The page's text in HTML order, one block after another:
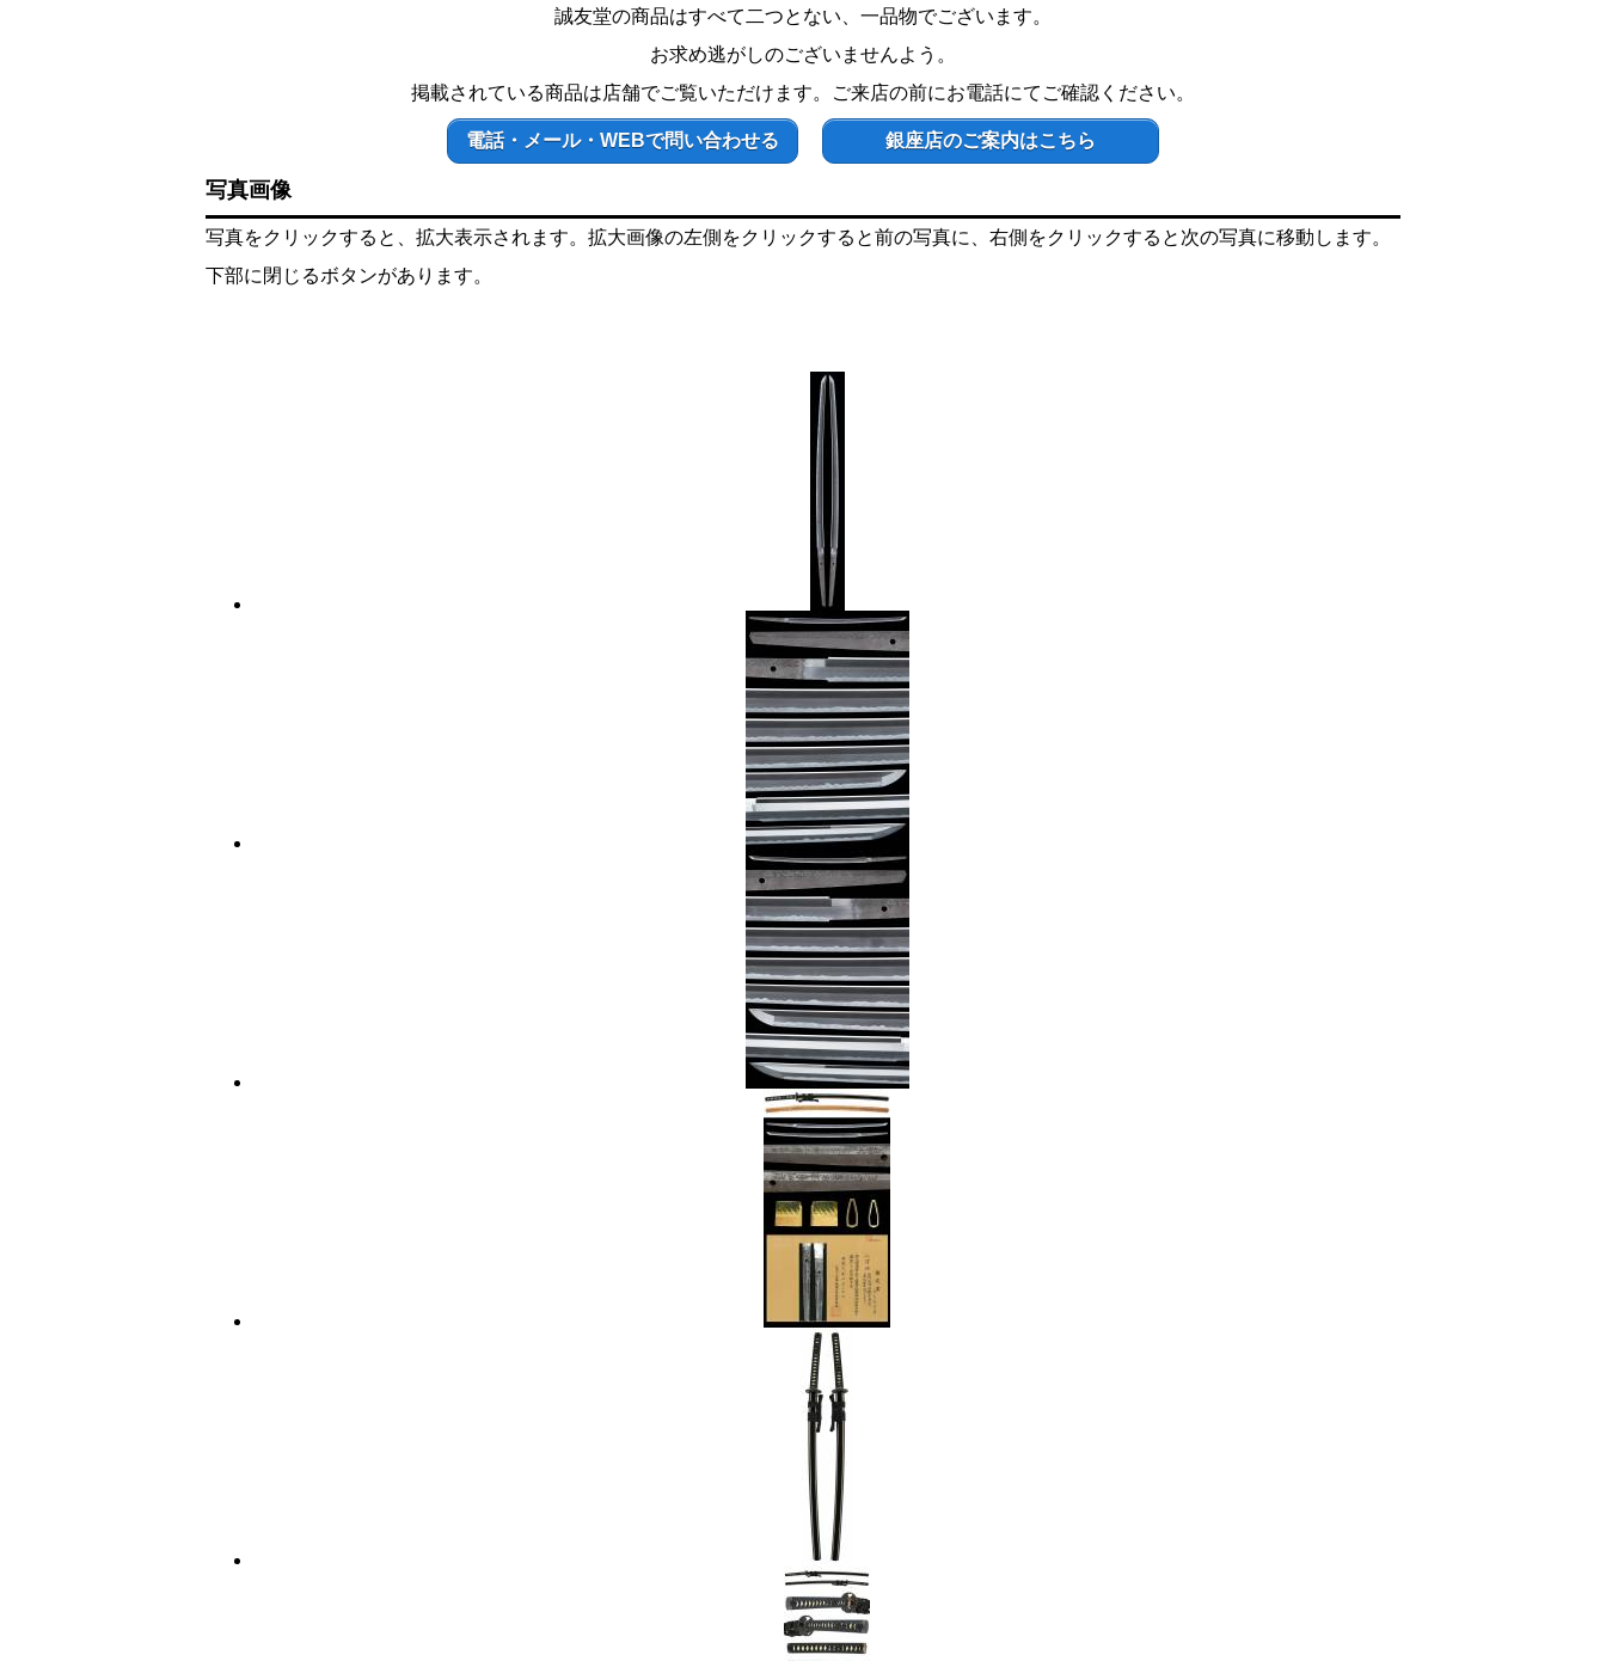
誠友堂の商品はすべて二つとない、一品物でございます。
お求め逃がしのございませんよう。
掲載されている商品は店舗でご覧いただけます。ご来店の前にお電話にてご確認ください。
電話・メール・WEBで問い合わせる 銀座店のご案内はこちら
写真画像
写真をクリックすると、拡大表示されます。拡大画像の左側をクリックすると前の写真に、右側をクリックすると次の写真に移動します。
下部に閉じるボタンがあります。